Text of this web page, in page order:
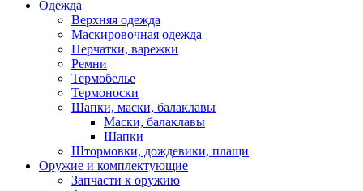
Одежда
Верхняя одежда
Маскировочная одежда
Перчатки, варежки
Ремни
Термобелье
Термоноски
Шапки, маски, балаклавы
Маски, балаклавы
Шапки
Штормовки, дождевики, плащи
Оружие и комплектующие
Запчасти к оружию